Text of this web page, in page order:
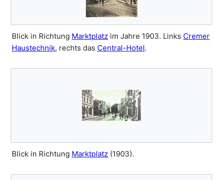
Blick in Richtung Marktplatz im Jahre 1903. Links Cremer
Haustechnik, rechts das Central-Hotel.
Blick in Richtung Marktplatz (1903).